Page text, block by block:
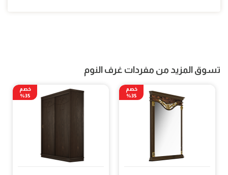
تسوق المزيد من مفردات غرف النوم
خصم
35%
خصم
35%